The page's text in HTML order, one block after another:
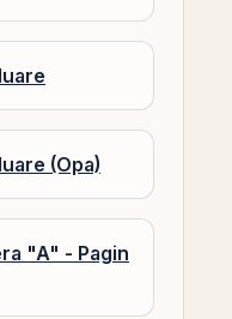
(Opa)
"A" - Pagin